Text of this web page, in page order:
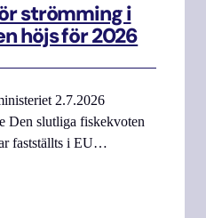
strömming i
höjs för 2026
2.7.2026
Den slutliga fiskekvoten
fastställts i EU…